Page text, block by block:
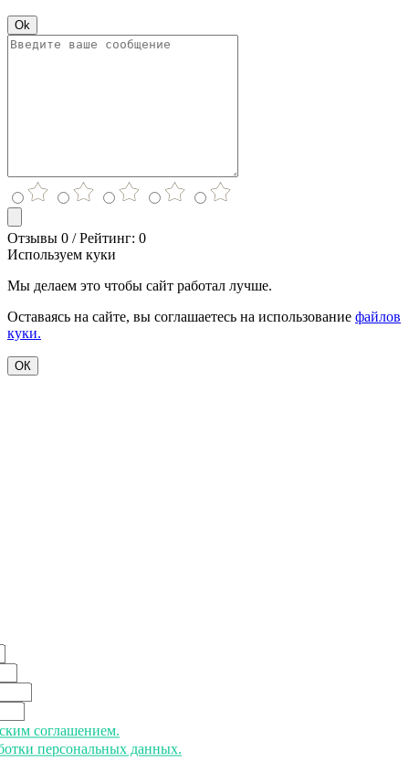
Ok
Отзывы 0 / Рейтинг: 0
Используем куки
Мы делаем это чтобы сайт работал лучше.
Оставаясь на сайте, вы соглашаетесь на использование файлов
куки.
ОК
соглашением.
персональных данных.